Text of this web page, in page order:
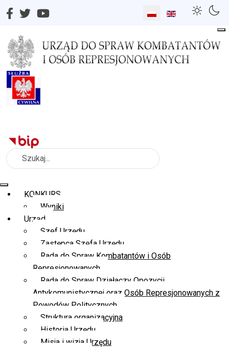
Wybierz swój język
Szukaj
KONKURS
Wyniki
Urząd
Szef Urzędu
Zastępca Szefa Urzędu
Rada do Spraw Kombatantów i Osób
Represjonowanych
Rada do Spraw Działaczy Opozycji
Antykomunistycznej oraz Osób Represjonowanych z
Powodów Politycznych
Struktura organizacyjna
Historia Urzędu
Misja i wizja Urzędu